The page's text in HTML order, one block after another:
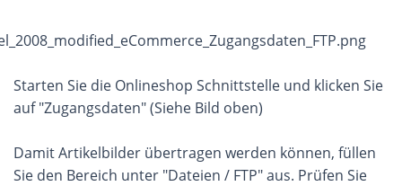
Starten Sie die Onlineshop Schnittstelle und klicken Sie
auf "Zugangsdaten" (Siehe Bild oben)
Damit Artikelbilder übertragen werden können, füllen
Sie den Bereich unter "Dateien / FTP" aus. Prüfen Sie